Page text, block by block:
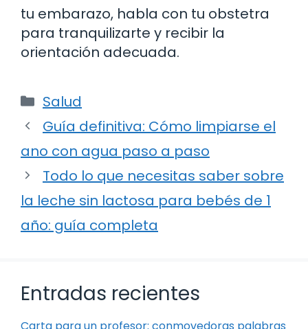
tu embarazo, habla con tu obstetra
para tranquilizarte y recibir la
orientación adecuada.
Categorías
Salud
Guía definitiva: Cómo limpiarse el
ano con agua paso a paso
Todo lo que necesitas saber sobre
la leche sin lactosa para bebés de 1
año: guía completa
Entradas recientes
Carta para un profesor: conmovedoras palabras